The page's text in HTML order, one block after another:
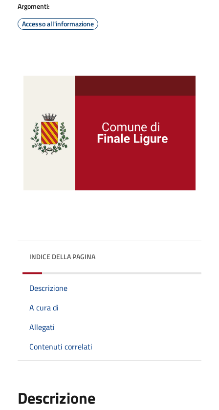
Argomenti:
Accesso all'informazione
INDICE DELLA PAGINA
Descrizione
A cura di
Allegati
Contenuti correlati
Descrizione